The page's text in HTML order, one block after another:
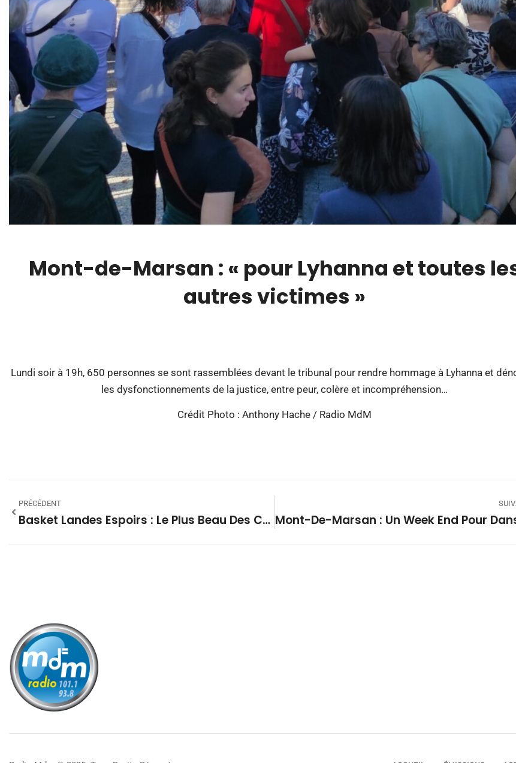
Mont-de-Marsan : « pour Lyhanna et toutes
autres victimes »
Lundi soir à 19h, 650 personnes se sont rassemblées devant le tribunal pour rendre hommage à Lyhanna et
les dysfonctionnements de la justice, entre peur, colère et incompréhension…
Crédit Photo : Anthony Hache / Radio MdM
PRÉCÉDENT
Basket Landes Espoirs : Le Plus Beau Des Cadeaux D’adieu Pour Les Espoirs